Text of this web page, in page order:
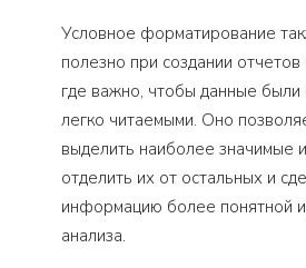
Условное форматирование
полезно при создании
где важно, чтобы данные были
легко читаемыми. Оно
выделить наиболее значимые
отделить их от остальных и
информацию более понятной и
анализа.